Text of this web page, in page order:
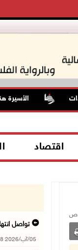
الأسيرة
اقتصاد
تواصل
05/آب/2026 11:08 م